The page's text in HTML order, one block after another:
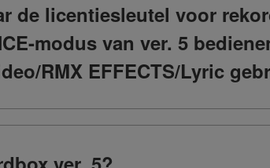
de licentiesleutel voor
modus van ver. 5
RMX EFFECTS/Lyric